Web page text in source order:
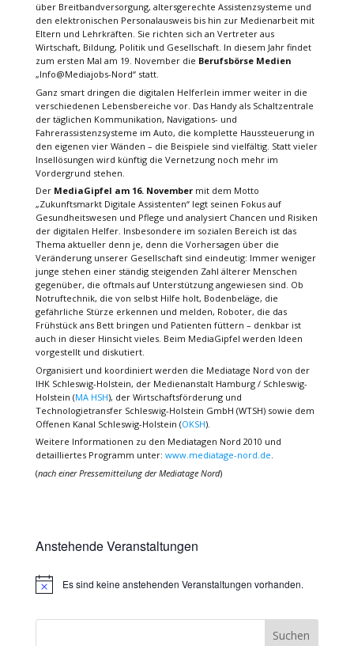
über Breitbandversorgung, altersgerechte Assistenzsysteme und
den elektronischen Personalausweis bis hin zur Medienarbeit mit
Eltern und Lehrkräften. Sie richten sich an Vertreter aus
Wirtschaft, Bildung, Politik und Gesellschaft. In diesem Jahr findet
zum ersten Mal am 19. November die Berufsbörse Medien
„Info@Mediajobs-Nord“ statt.
Ganz smart dringen die digitalen Helferlein immer weiter in die
verschiedenen Lebensbereiche vor. Das Handy als Schaltzentrale
der täglichen Kommunikation, Navigations- und
Fahrerassistenzsysteme im Auto, die komplette Haussteuerung in
den eigenen vier Wänden – die Beispiele sind vielfältig. Statt vieler
Insellösungen wird künftig die Vernetzung noch mehr im
Vordergrund stehen.
Der MediaGipfel am 16. Novembermit dem Motto
„Zukunftsmarkt Digitale Assistenten“ legt seinen Fokus auf
Gesundheitswesen und Pflege und analysiert Chancen und Risiken
der digitalen Helfer. Insbesondere im sozialen Bereich ist das
Thema aktueller denn je, denn die Vorhersagen über die
Veränderung unserer Gesellschaft sind eindeutig: Immer weniger
junge stehen einer ständig steigenden Zahl älterer Menschen
gegenüber, die oftmals auf Unterstützung angewiesen sind. Ob
Notruftechnik, die von selbst Hilfe holt, Bodenbeläge, die
gefährliche Stürze erkennen und melden, Roboter, die das
Frühstück ans Bett bringen und Patienten füttern – denkbar ist
auch in dieser Hinsicht vieles. Beim MediaGipfel werden Ideen
vorgestellt und diskutiert.
Organisiert und koordiniert werden die Mediatage Nord von der
IHK Schleswig-Holstein, der Medienanstalt Hamburg / Schleswig-
Holstein (MA HSH), der Wirtschaftsförderung und
Technologietransfer Schleswig-Holstein GmbH (WTSH) sowie dem
Offenen Kanal Schleswig-Holstein (OKSH).
Weitere Informationen zu den Mediatagen Nord 2010 und
detailliertes Programm unter: www.mediatage-nord.de.
(nach einer Pressemitteilung der Mediatage Nord)
Anstehende Veranstaltungen
HinweisEs sind keine anstehenden Veranstaltungen vorhanden.